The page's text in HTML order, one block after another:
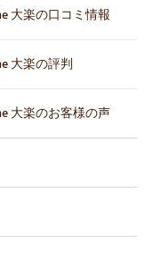
大楽の口コミ情報
大楽の評判
大楽のお客様の声